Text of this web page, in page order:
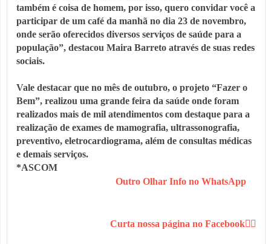
também é coisa de homem, por isso, quero convidar você a
participar de um café da manhã no dia 23 de novembro,
onde serão oferecidos diversos serviços de saúde para a
população”, destacou Maira Barreto através de suas redes
sociais.
Vale destacar que no mês de outubro, o projeto “Fazer o
Bem”, realizou uma grande feira da saúde onde foram
realizados mais de mil atendimentos com destaque para a
realização de exames de mamografia, ultrassonografia,
preventivo, eletrocardiograma, além de consultas médicas
e demais serviços.
*ASCOM
Outro Olhar Info no WhatsApp
Curta nossa página no Facebook👍🏻